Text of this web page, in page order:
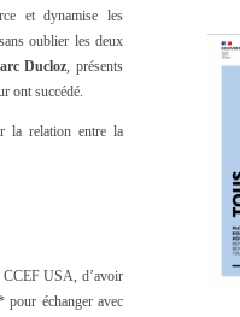
et dynamise les
oublier les deux
Ducloz, présents
ont succédé.
la relation entre la
USA, d’avoir
pour échanger avec